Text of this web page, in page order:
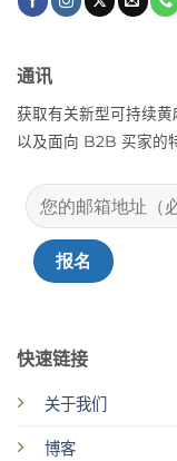
快速链接
关于我们
博客
通讯
获取有关新型可持续
以及面向 B2B 买家的